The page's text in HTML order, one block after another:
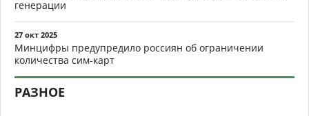
генерации
27 окт 2025
Минцифры предупредило россиян об ограничении
количества сим-карт
РАЗНОЕ